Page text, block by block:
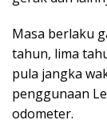
Masa berlaku
tahun, lima
pula jangka
penggunaan
odometer.